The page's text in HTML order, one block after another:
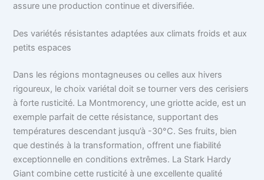
assure une production continue et diversifiée.
Des variétés résistantes adaptées aux climats froids et aux
petits espaces
Dans les régions montagneuses ou celles aux hivers
rigoureux, le choix variétal doit se tourner vers des cerisiers
à forte rusticité. La Montmorency, une griotte acide, est un
exemple parfait de cette résistance, supportant des
températures descendant jusqu’à -30°C. Ses fruits, bien
que destinés à la transformation, offrent une fiabilité
exceptionnelle en conditions extrêmes. La Stark Hardy
Giant combine cette rusticité à une excellente qualité